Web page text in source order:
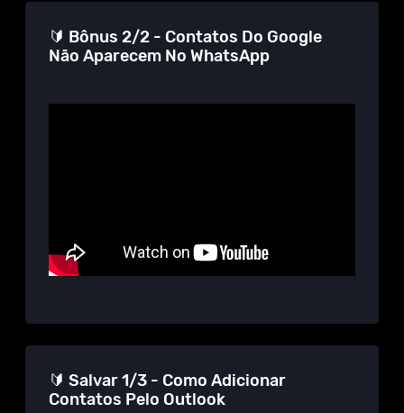
🔰 Bônus 2/2 - Contatos Do Google
Não Aparecem No WhatsApp
🔰 Salvar 1/3 - Como Adicionar
Contatos Pelo Outlook